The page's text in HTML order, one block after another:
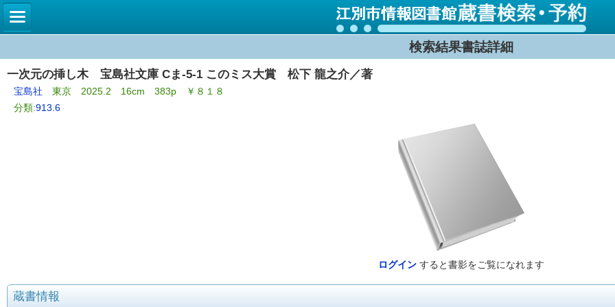
検索結果書誌詳細
一次元の挿し木 宝島社文庫 Cま-5-1 このミス大賞 松下 龍之介／著
宝島社 東京 2025.2 16cm 383p ￥８１８
分類:913.6
ログイン すると書影をご覧になれます
蔵書情報